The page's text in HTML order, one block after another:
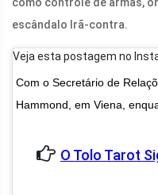
escândalo Irã-contra.
Veja esta postagem no
Com o Secretário de
Hammond, em Viena,
O Tolo Tarot